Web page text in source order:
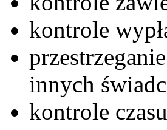
kontrole
innych
kontrole